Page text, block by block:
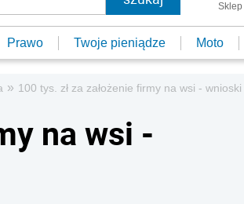
Sklep
Prawo Twoje pieniądze Moto
» 100 tys. zł za założenie firmy na wsi -
na wsi -